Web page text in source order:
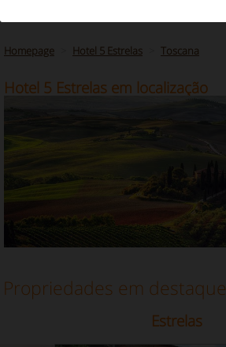
Homepage Hotel 5 Estrelas Toscana
Hotel 5 Estrelas em localização
Propriedades em destaque
Estrelas